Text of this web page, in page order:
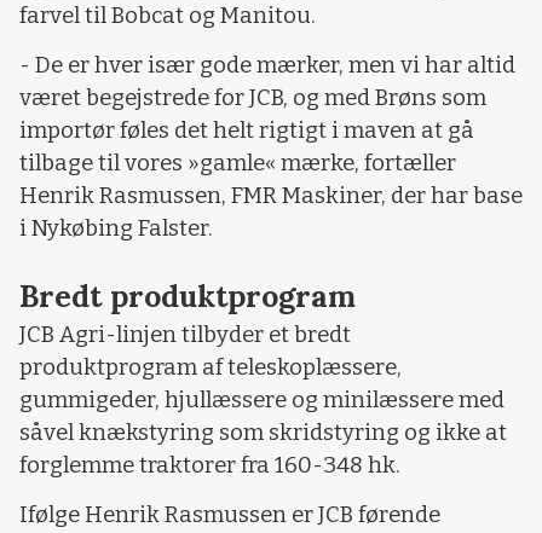
farvel til Bobcat og Manitou.
- De er hver især gode mærker, men vi har altid
været begejstrede for JCB, og med Brøns som
importør føles det helt rigtigt i maven at gå
tilbage til vores »gamle« mærke, fortæller
Henrik Rasmussen, FMR Maskiner, der har base
i Nykøbing Falster.
Bredt produktprogram
JCB Agri-linjen tilbyder et bredt
produktprogram af teleskoplæssere,
gummigeder, hjullæssere og minilæssere med
såvel knækstyring som skridstyring og ikke at
forglemme traktorer fra 160-348 hk.
Ifølge Henrik Rasmussen er JCB førende